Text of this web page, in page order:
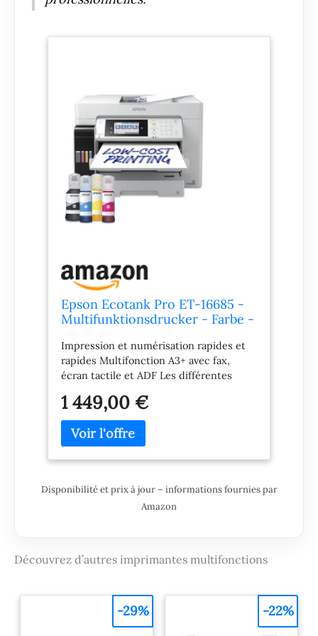
Epson Ecotank Pro ET-16685 -
Multifunktionsdrucker - Farbe -
Impression et numérisation rapides et
rapides Multifonction A3+ avec fax,
écran tactile et ADF Les différentes
permettent d'imprimer facilement
1 449,00 €
Disponibilité et prix à jour – informations fournies par
Amazon
Découvrez d’autres imprimantes multifonctions
-29% -22%